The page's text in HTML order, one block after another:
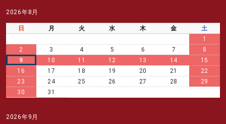
2026年8月
日 月 火 水 木 金
土
1
2
3 4 5 6 7
8
9
10 11 12 13 14
15
16
17 18 19 20 21
22
23
24 25 26 27 28
29
30
31
2026年9月